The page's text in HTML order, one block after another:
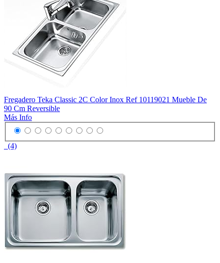
Fregadero Teka Classic 2C Color Inox Ref 10119021 Mueble De
90 Cm Reversible
Más Info
(4)